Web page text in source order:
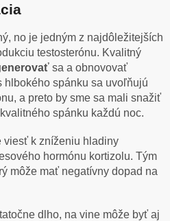
no je jedným z najdôležitejších
testosterónu. Kvalitný
sa a obnovovať
hlbokého spánku sa uvoľňujú
a preto by sme sa mali snažiť
kvalitného spánku každú noc.
viesť k zníženiu hladiny
hormónu kortizolu. Tým
môže mať negatívny dopad na
dlho, na vine môže byť aj